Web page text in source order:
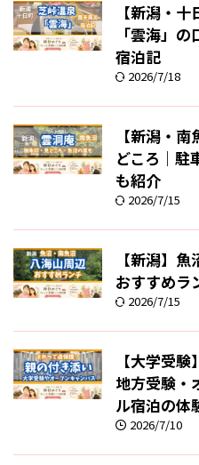
【新潟・
「雲海」
宿泊記
2026/7/18
【新潟・
どころ｜駐
も紹介
2026/7/15
【新潟】
おすすめラ
2026/7/15
【大学受
地方受験・
ル宿泊の体
2026/7/10